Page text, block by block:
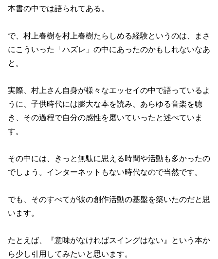
本書の中では語られてある。
で、村上春樹を村上春樹たらしめる経験というのは、まさ
にこういった「ハズレ」の中にあったのかもしれないなあ
と。
実際、村上さん自身が様々なエッセイの中で語っているよ
うに、子供時代には膨大な本を読み、あらゆる音楽を聴
き、その過程で自分の感性を磨いていったと述べていま
す。
その中には、きっと無駄に思える時間や活動も多かったの
でしょう。インターネットもない時代なので当然です。
でも、そのすべてが彼の創作活動の基盤を築いたのだと思
います。
たとえば、『意味がなければスイングはない』という本か
ら少し引用してみたいと思います。